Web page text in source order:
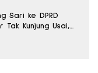
Sari ke DPRD
Tak Kunjung Usai,